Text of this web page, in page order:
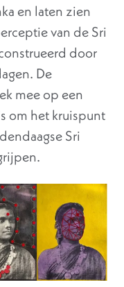
en laten zien
van de Sri
door
De
mee op een
om het kruispunt
Sri